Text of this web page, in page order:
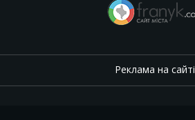
Реклама на сайті